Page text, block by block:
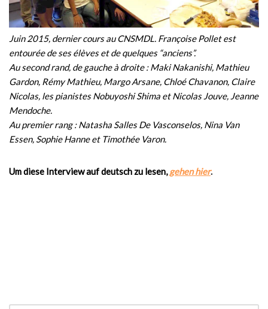
Juin 2015, dernier cours au CNSMDL. Françoise Pollet est
entourée de ses élèves et de quelques “anciens”.
Au second rand, de gauche à droite : Maki Nakanishi, Mathieu
Gardon, Rémy Mathieu, Margo Arsane, Chloé Chavanon, Claire
Nicolas, les pianistes Nobuyoshi Shima et Nicolas Jouve, Jeanne
Mendoche.
Au premier rang : Natasha Salles De Vasconselos, Nina Van
Essen, Sophie Hanne et Timothée Varon.
Um diese Interview auf deutsch zu lesen,gehen hier.